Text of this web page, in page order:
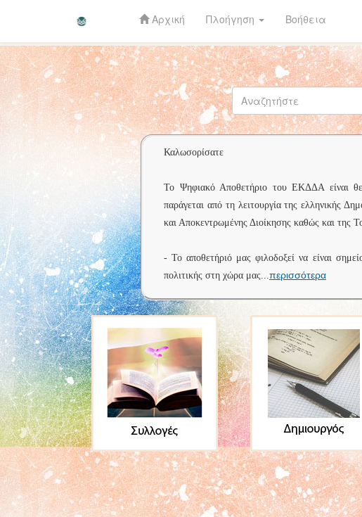
Skip
navigation
Αρχική Πλοήγηση Βοήθεια
Καλωσορίσατε
Το Ψηφιακό Αποθετήριο του ΕΚΔΔΑ είναι
παράγεται από τη λειτουργία της ελληνικής
και Αποκεντρωμένης Διοίκησης καθώς και της
- Το αποθετήριό μας φιλοδοξεί να είναι
πολιτικής στη χώρα μας...περισσότερα